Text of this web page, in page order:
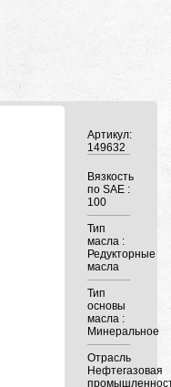
Артикул:
149632
Вязкость
по SAE :
100
Тип
масла :
Редукторные
масла
Тип
основы
масла :
Минеральное
Отрасль
Нефтегазовая